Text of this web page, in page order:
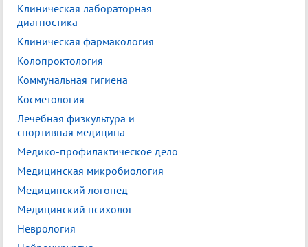
Клиническая лабораторная
диагностика
Клиническая фармакология
Колопроктология
Коммунальная гигиена
Косметология
Лечебная физкультура и
спортивная медицина
Медико-профилактическое дело
Медицинская микробиология
Медицинский логопед
Медицинский психолог
Неврология